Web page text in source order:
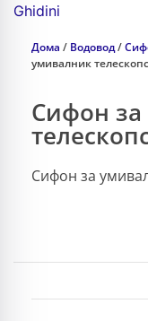
Ghidini
Дома / Водовод/
умивалник
Сифон
Сифон за